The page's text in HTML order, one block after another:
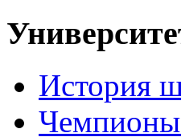
История